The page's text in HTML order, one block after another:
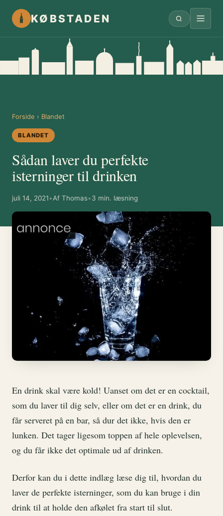
KØBSTADEN
Forside › Blandet
BLANDET
Sådan laver du perfekte
isterninger til drinken
juli 14, 2021•Af Thomas•3 min. læsning
En drink skal være kold! Uanset om det er en cocktail,
som du laver til dig selv, eller om det er en drink, du
får serveret på en bar, så dur det ikke, hvis den er
lunken. Det tager ligesom toppen af hele oplevelsen,
og du får ikke det optimale ud af drinken.
Derfor kan du i dette indlæg læse dig til, hvordan du
laver de perfekte isterninger, som du kan bruge i din
drink til at holde den afkølet fra start til slut.